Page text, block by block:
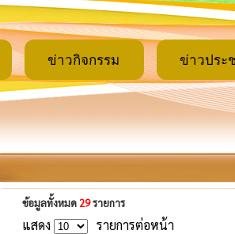
ข่าวกิจกรรม ข่าวประ
ข้อมูลทั้งหมด 29รายการ
แสดง
รายการต่อหน้า